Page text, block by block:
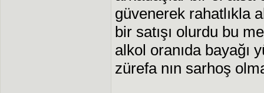
güvenerek rahatlıkla
bir satışı olurdu bu
alkol oranıda bayağı
zürefa nın sarhoş